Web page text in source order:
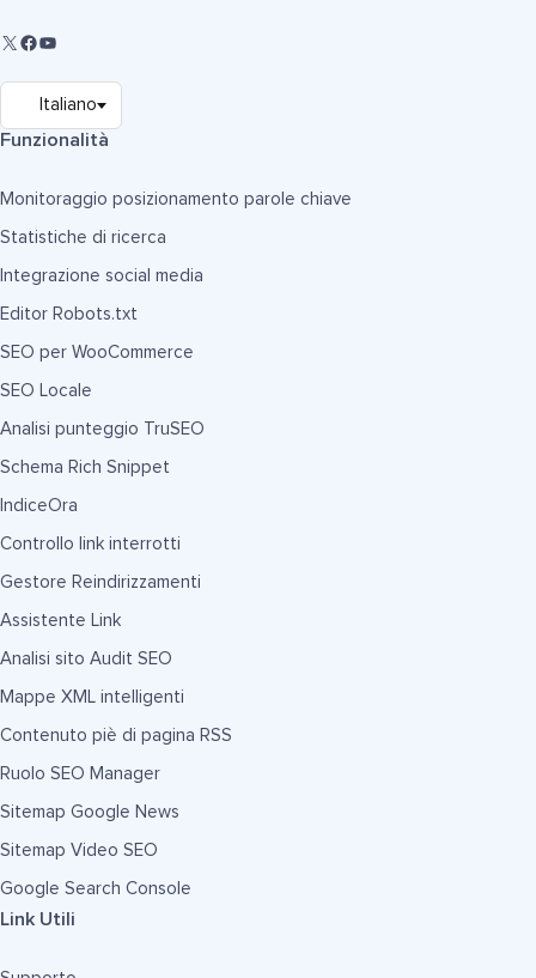
Funzionalità
Monitoraggio posizionamento parole chiave
Statistiche di ricerca
Integrazione social media
Editor Robots.txt
SEO per WooCommerce
SEO Locale
Analisi punteggio TruSEO
Schema Rich Snippet
IndiceOra
Controllo link interrotti
Gestore Reindirizzamenti
Assistente Link
Analisi sito Audit SEO
Mappe XML intelligenti
Contenuto piè di pagina RSS
Ruolo SEO Manager
Sitemap Google News
Sitemap Video SEO
Google Search Console
Link Utili